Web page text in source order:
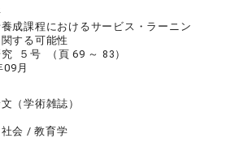
成課程におけるサービス・ラーニン
する可能性
５号 （頁 69 ～ 83）
09月
（学術雑誌）
社会 / 教育学